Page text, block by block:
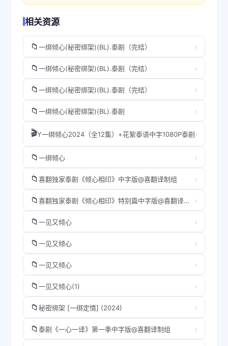
相关资源
📁 一绑倾心(秘密绑架)(BL).泰剧（完结） ›
📁 一绑倾心(秘密绑架)(BL).泰剧（完结） ›
📁 一绑倾心(秘密绑架)(BL).泰剧（完结） ›
📁 一绑倾心(秘密绑架)(BL).泰剧 ›
🎬Y一绑倾心2024（全12集）+花絮泰语中字1080P泰剧›
📁 一绑倾心 ›
📁 喜翻独家泰剧《倾心相印》中字版@喜翻译制组 ›
📁 喜翻独家泰剧《倾心相印》特别篇中字版@喜翻译制组 ›
📁 一见又倾心 ›
📁 一见又倾心 ›
📁 一见又倾心 ›
📁 一见又倾心(1) ›
📁 秘密绑架 [一绑定情] (2024) ›
📁 泰剧《一心一译》第一季中字版@喜翻译制组 ›